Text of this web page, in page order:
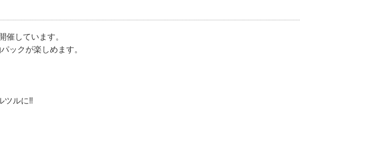
催しています。
ックが楽しめます。
ツルに‼️